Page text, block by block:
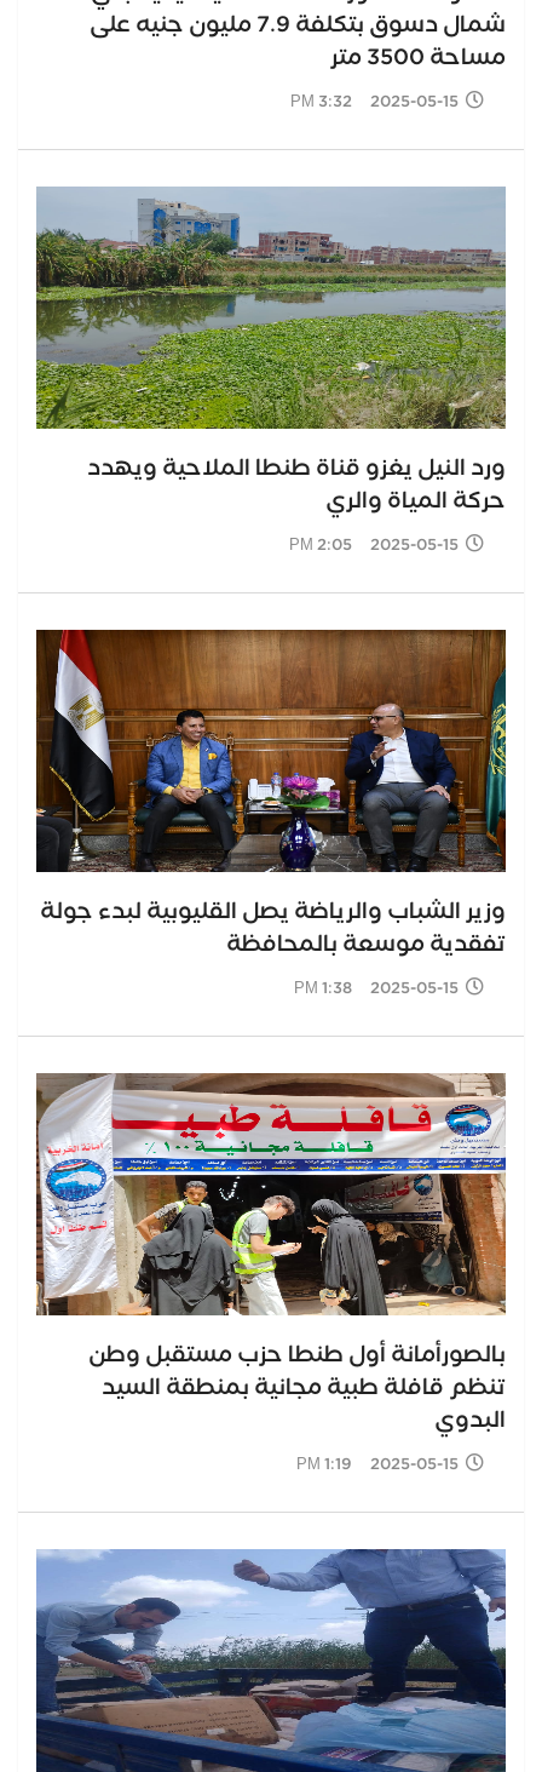
شمال دسوق بتكلفة 7.9 مليون جنيه على
مساحة 3500 متر
2025-05-15 3:32 PM
ورد النيل يغزو قناة طنطا الملاحية ويهدد
حركة المياة والري
2025-05-15 2:05 PM
وزير الشباب والرياضة يصل القليوبية لبدء جولة
تفقدية موسعة بالمحافظة
2025-05-15 1:38 PM
بالصورأمانة أول طنطا حزب مستقبل وطن
تنظم قافلة طبية مجانية بمنطقة السيد
البدوي
2025-05-15 1:19 PM